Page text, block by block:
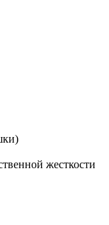
жесткости